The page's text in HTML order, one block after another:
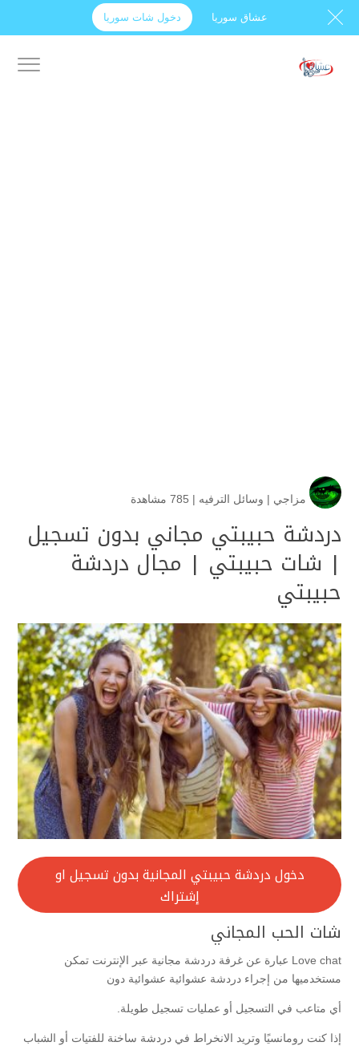
عشاق سوريا دخول شات سوريا
مزاجي | وسائل الترفيه | 785 مشاهدة
دردشة حبيبتي مجاني بدون تسجيل
| شات حبيبتي | مجال دردشة
حبيبتي
دخول دردشة حبيبتي المجانية بدون تسجيل او
إشتراك
شات الحب المجاني
Love chat عبارة عن غرفة دردشة مجانية عبر الإنترنت تمكن
مستخدميها من إجراء دردشة عشوائية عشوائية دون
أي متاعب في التسجيل أو عمليات تسجيل طويلة.
إذا كنت رومانسيًا وتريد الانخراط في دردشة ساخنة للفتيات أو الشباب